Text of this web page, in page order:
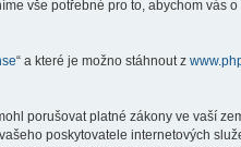
vše potřebné pro to, abychom vás
“ a které je možno stáhnout z
porušovat platné zákony ve vaší
poskytovatele internetových